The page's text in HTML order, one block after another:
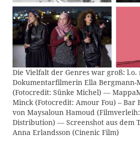
Die Vielfalt der Genres war groß: l.o.
Dokumentarfilmerin Ella Bergmann-
(Fotocredit: Sünke Michel) ―
Minck (Fotocredit: Amour Fou) – Bar
von Maysaloun Hamoud
Distribution) ― Screenshot aus dem
Anna Erlandsson (Cinenic Film)